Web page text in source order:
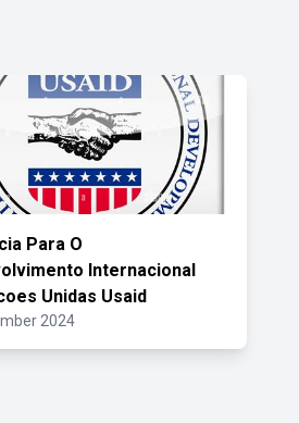
Para O
Internacional
Unidas Usaid
2024